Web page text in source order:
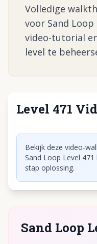
Volledige
voor Sand Loop
video-tutorial
level te
Level 471Klik
Bekijk deze video-
Sand Loop Level
stap oplossing.
Sand Loop